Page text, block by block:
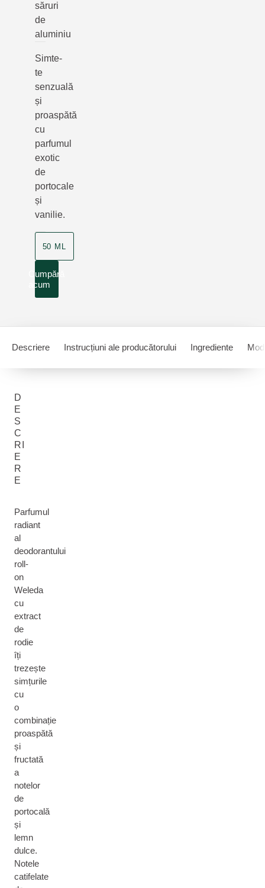
săruri
de
aluminiu
Simte-
te
senzuală
și
proaspătă
cu
parfumul
exotic
de
portocale
și
vanilie.
50 ML
Cumpără
acum
Descriere Instrucțiuni ale producătorului Ingrediente
D
E
S
C
RI
E
R
E
Parfumul
radiant
al
deodorantului
roll-
on
Weleda
cu
extract
de
rodie
îți
trezește
simțurile
cu
o
combinație
proaspătă
și
fructată
a
notelor
de
portocală
și
lemn
dulce.
Notele
catifelate